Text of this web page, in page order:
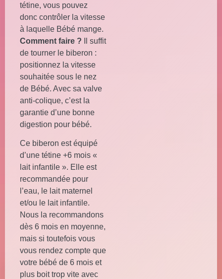
tétine, vous pouvez
donc contrôler la vitesse
à laquelle Bébé mange.
Comment faire ? Il suffit
de tourner le biberon :
positionnez la vitesse
souhaitée sous le nez
de Bébé. Avec sa valve
anti-colique, c’est la
garantie d’une bonne
digestion pour bébé.
Ce biberon est équipé
d’une tétine +6 mois «
lait infantile ». Elle est
recommandée pour
l’eau, le lait maternel
et/ou le lait infantile.
Nous la recommandons
dès 6 mois en moyenne,
mais si toutefois vous
vous rendez compte que
votre bébé de 6 mois et
plus boit trop vite avec